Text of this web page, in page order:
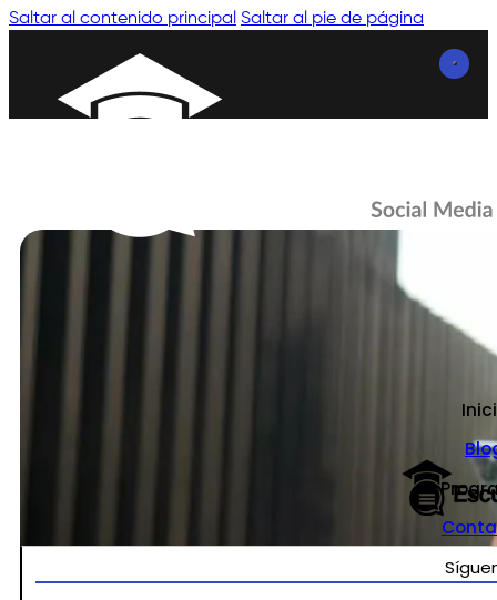
Saltar al contenido principal Saltar al pie de página